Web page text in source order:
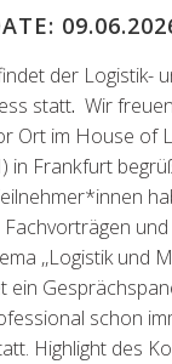
der Logistik-
statt. Wir
Ort im House of
in Frankfurt
,,Logistik und
ein
schon
Highlight des